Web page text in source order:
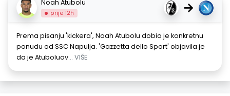
Noah Atubolu
prije 12h →
Prema pisanju 'kickera', Noah Atubolu dobio je konkretnu
ponudu od SSC Napulja. 'Gazzetta dello Sport' objavila je
da je Atuboluov... VIŠE